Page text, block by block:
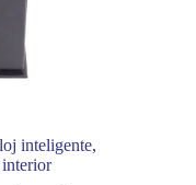
inteligente,